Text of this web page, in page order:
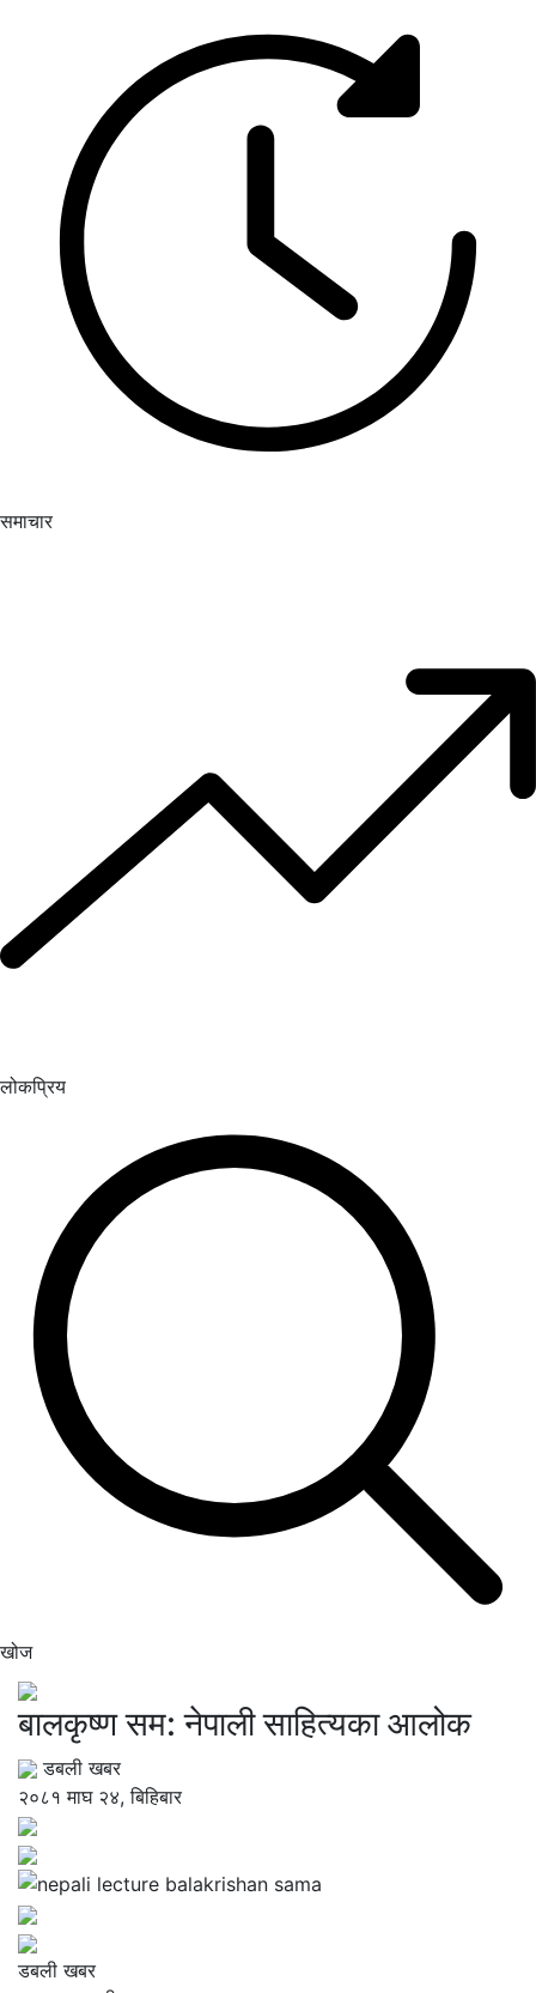
समाचार
लोकप्रिय
खोज
बालकृष्ण सम: नेपाली साहित्यका आलोक
डबली खबर
२०८१ माघ २४, बिहिबार
डबली खबर